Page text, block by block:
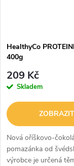
HealthyCo
400g
209 Kč
Skladem
ZOBRAZIT
Nová oříškovo-
pomazánka od
výrobce je určená